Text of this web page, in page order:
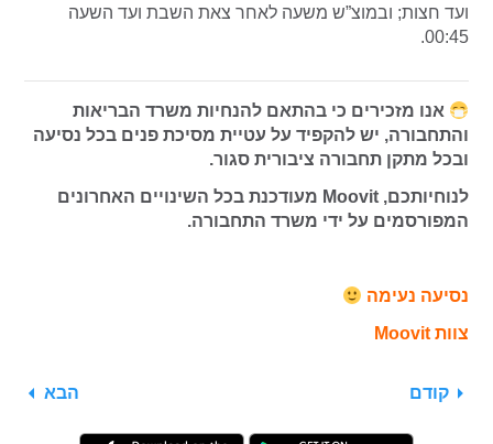
ועד חצות; ובמוצ”ש משעה לאחר צאת השבת ועד השעה
00:45.
אנו מזכירים כי בהתאם להנחיות משרד הבריאות
והתחבורה, יש להקפיד על עטיית מסיכת פנים בכל נסיעה
ובכל מתקן תחבורה ציבורית סגור.
לנוחיותכם, Moovit מעודכנת בכל השינויים האחרונים
המפורסמים על ידי משרד התחבורה.
נסיעה נעימה
צוות Moovit
קודם הבא